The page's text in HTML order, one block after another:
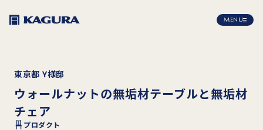
MENU
東京都 Y様邸
ウォールナットの無垢材テーブルと無垢材
チェア
プロダクト